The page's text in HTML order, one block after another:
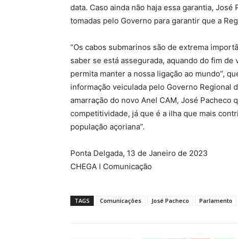
data. Caso ainda não haja essa garantia,
tomadas pelo Governo para garantir que a
“Os cabos submarinos são de extrema
saber se está assegurada, aquando do fim
permita manter a nossa ligação ao mundo”,
informação veiculada pelo Governo Regional
amarração do novo Anel CAM, José Pacheco
competitividade, já que é a ilha que mais
população açoriana”.
Ponta Delgada, 13 de Janeiro de 2023
CHEGA I Comunicação
TAGS Comunicações José Pacheco Parlamento